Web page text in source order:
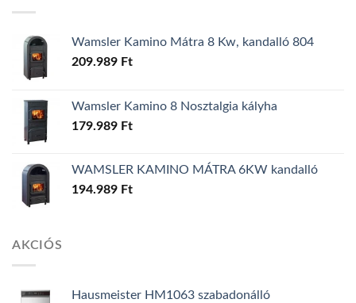
Wamsler Kamino Mátra 8 Kw, kandalló 804
209.989 Ft
Wamsler Kamino 8 Nosztalgia kályha
179.989 Ft
WAMSLER KAMINO MÁTRA 6KW kandalló
194.989 Ft
AKCIÓS
Hausmeister HM1063 szabadonálló